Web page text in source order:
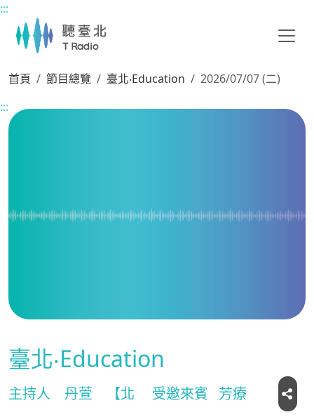
主要內容區塊
:::
首頁 節目總覽 臺北‧Education
2026/07/07 (二)
:::
臺北‧Education
主持人 丹萱
【北
受邀來賓
芳療